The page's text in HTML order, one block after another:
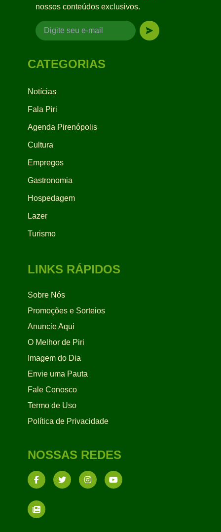
nossos conteúdos exclusivos.
CATEGORIAS
Notícias
Fala Piri
Agenda Pirenópolis
Cultura
Empregos
Gastronomia
Hospedagem
Lazer
Turismo
LINKS RÁPIDOS
Sobre Nós
Promoções e Sorteios
Anuncie Aqui
O Melhor de Piri
Imagem do Dia
Envie uma Pauta
Fale Conosco
Termo de Uso
Política de Privacidade
NOSSAS REDES